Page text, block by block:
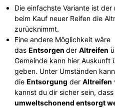
Die einfachste Variante ist
beim Kauf neuer Reifen die
zurücknimmt.
Eine andere Möglichkeit wäre
dasEntsorgenderAltreifen
Gemeinde kann hier Auskunft
geben. Unter Umständen
dieEntsorgung derAltreifen
kannst du dir sicher sein,
umweltschonend entsorgt